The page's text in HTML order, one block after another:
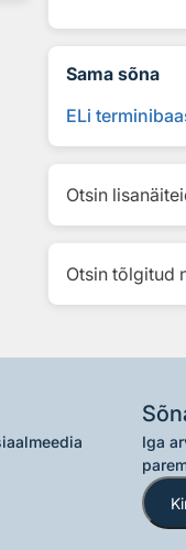
Sama sõna
ELi
Otsin
Otsin tõlgitud
Iga